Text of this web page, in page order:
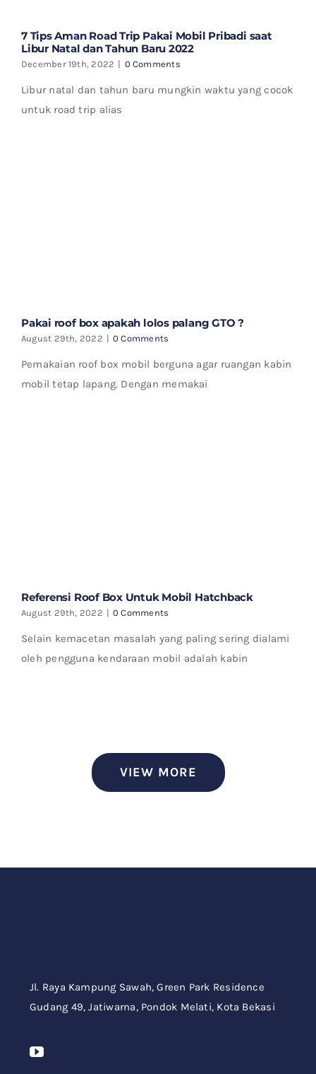
7 Tips Aman Road Trip Pakai Mobil Pribadi saat
Libur Natal dan Tahun Baru 2022
December 19th, 2022 | 0 Comments
Libur natal dan tahun baru mungkin waktu yang cocok
untuk road trip alias
Pakai roof box apakah lolos palang GTO ?
August 29th, 2022 | 0 Comments
Pemakaian roof box mobil berguna agar ruangan kabin
mobil tetap lapang. Dengan memakai
Referensi Roof Box Untuk Mobil Hatchback
August 29th, 2022 | 0 Comments
Selain kemacetan masalah yang paling sering dialami
oleh pengguna kendaraan mobil adalah kabin
VIEW MORE
Jl. Raya Kampung Sawah,Green Park Residence
Gudang 49,Jatiwarna, Pondok Melati, Kota Bekasi